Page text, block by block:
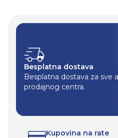
Besplatna dostava
Besplatna dostava za sve
prodajnog centra.
Kupovina na rate